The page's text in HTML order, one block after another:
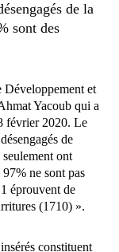
de la
sont des
Développement et
Yacoub qui a
février 2020. Le
de
ont
ne sont pas
éprouvent de
(1710) ».
constituent